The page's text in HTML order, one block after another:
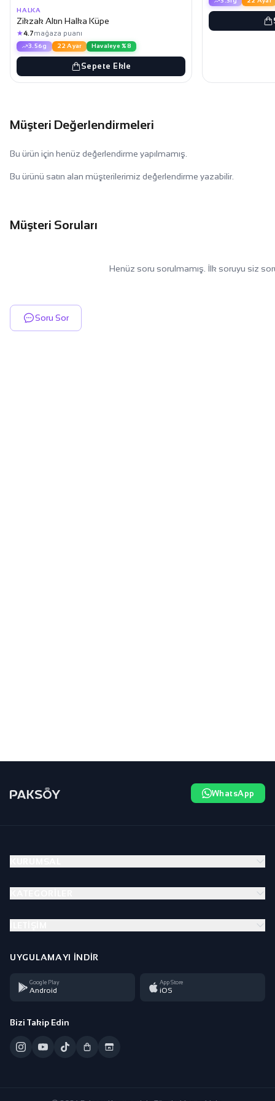
HALKA
Zikzak Altın Halka Küpe
★4.7mağaza puanı
3.56g 22 Ayar Havaleye %8
Sepete Ekle
Müşteri Değerlendirmeleri
Bu ürün için henüz değerlendirme yapılmamış.
Bu ürünü satın alan müşterilerimiz değerlendirme yazabilir.
Müşteri Soruları
Henüz soru sorulmamış. İlk soruyu siz
Soru Sor
WhatsApp
UYGULAMAYI İNDIR
Google Play
Android
App Store
iOS
Bizi Takip Edin